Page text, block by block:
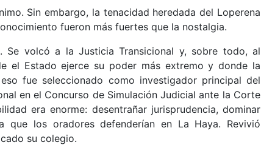
Sin embargo, la tenacidad heredada del Loperena
fueron más fuertes que la nostalgia.
Se volcó a la Justicia Transicional y, sobre todo, al
el Estado ejerce su poder más extremo y donde la
fue seleccionado como investigador principal del
en el Concurso de Simulación Judicial ante la Corte
era enorme: desentrañar jurisprudencia, dominar
que los oradores defenderían en La Haya. Revivió
su colegio.